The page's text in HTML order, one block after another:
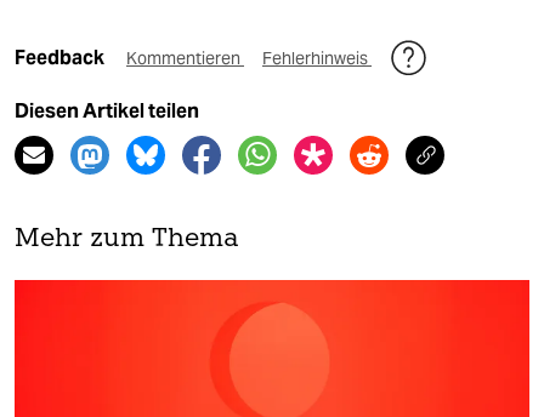
Feedback Kommentieren Fehlerhinweis
Diesen Artikel teilen
Mehr zum Thema